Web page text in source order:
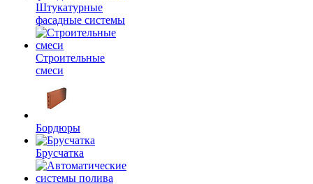
Штукатурные
фасадные системы
Строительные
смеси
Бордюры
Брусчатка